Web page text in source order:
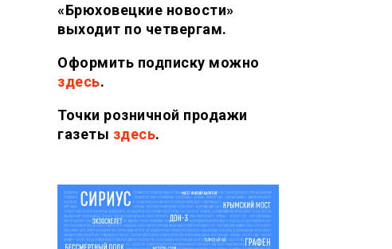
«Брюховецкие новости»
выходит по четвергам.
Оформить подписку можно
здесь.
Точки розничной продажи
газеты здесь.